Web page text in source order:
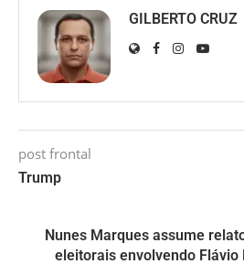
GILBERTO CRUZ
post frontal
Trump
Nunes Marques assume
eleitorais envolvendo